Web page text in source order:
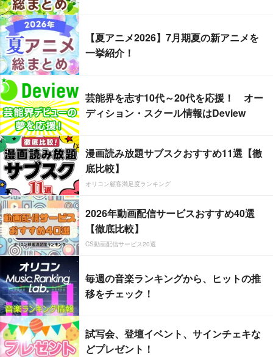
【夏アニメ2026】7月期夏の新アニメを
一挙紹介！
芸能界を志す10代～20代を応援！ オー
ディション・スクール情報はDeview
漫画読み放題サブスクおすすめ11選【徹
底比較】
オリコン顧客満足度ランキング
2026年動画配信サービスおすすめ40選
【徹底比較】
CS動画配信サービス20選
毎週の音楽ランキングから、ヒットの推
移をチェック！
試写会、登壇イベント、サインチェキな
どプレゼント！